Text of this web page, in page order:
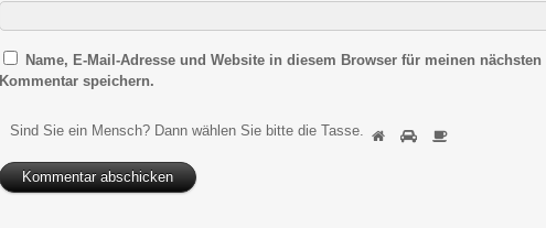
Name, E-Mail-Adresse und Website in diesem Browser für meinen nächsten
Kommentar speichern.
Sind Sie ein Mensch? Dann wählen Sie bitte die Tasse.